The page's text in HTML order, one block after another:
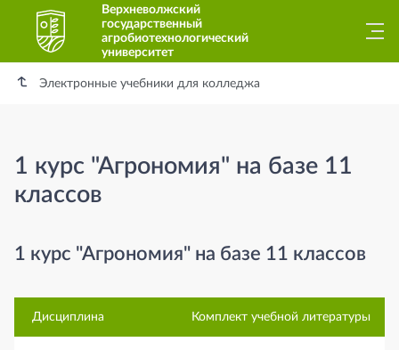
Верхневолжский
государственный
агробиотехнологический
университет
Электронные учебники для колледжа
1 курс "Агрономия" на базе 11
классов
1 курс "Агрономия" на базе 11 классов
Дисциплина Комплект учебной литературы